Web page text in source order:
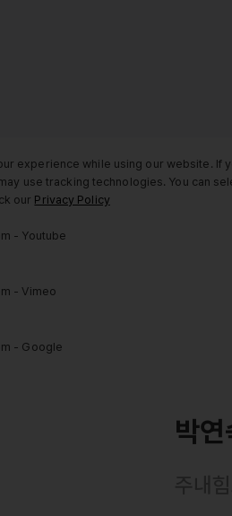
experience while using our website.
use tracking technologies. You can
our Privacy Policy
- Youtube
- Vimeo
- Google
박